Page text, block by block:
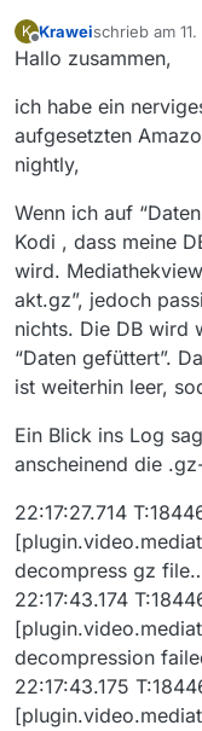
K
Offline
Kraweischrieb am
zuletzt
Hallo zusammen,
ich habe ein
aufgesetzten
nightly,
Wenn ich auf
Kodi , dass meine
wird.
akt.gz”, jedoch
nichts. Die DB wird
“Daten gefüttert”.
ist weiterhin leer,
Ein Blick ins Log
anscheinend die
22:17:27.714
decompress gz
22:17:43.174
decompression
22:17:43.175